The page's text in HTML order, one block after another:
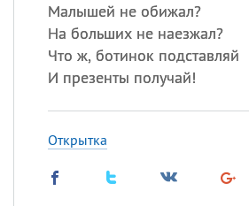
Малышей не обижал?
На больших не наезжал?
Что ж, ботинок подставляй
И презенты получай!
Открытка